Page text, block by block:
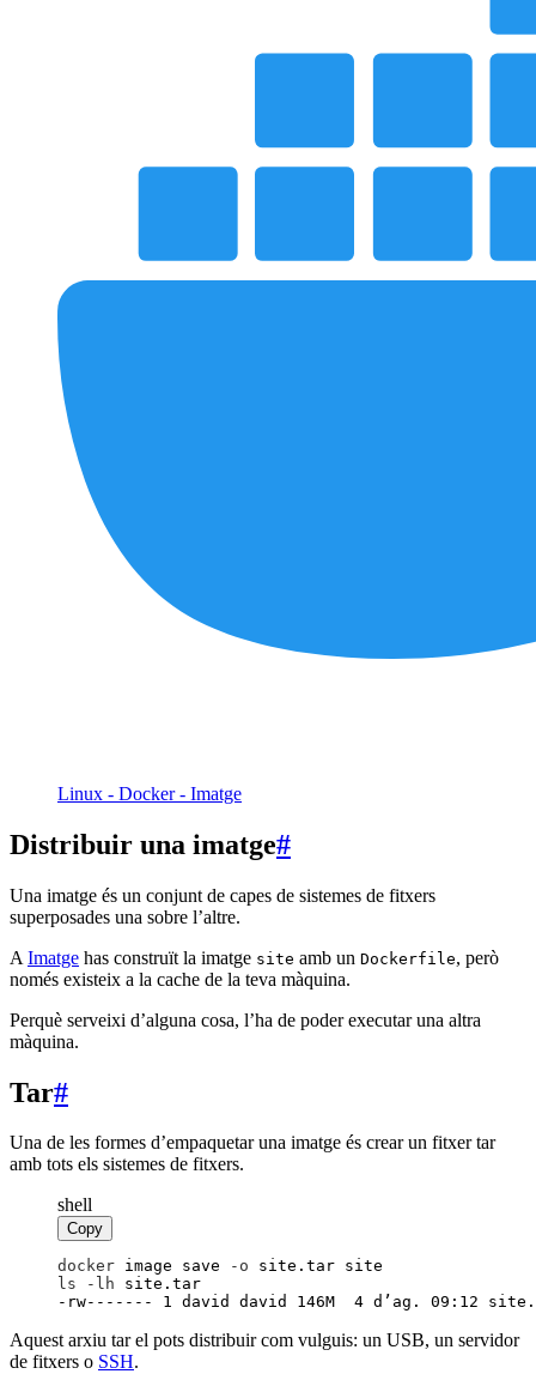
Linux - Docker - Imatge
Distribuir una imatge#
Una imatge és un conjunt de capes de sistemes de fitxers
superposades una sobre l’altre.
A Imatge has construït la imatge site amb un Dockerfile, però
només existeix a la cache de la teva màquina.
Perquè serveixi d’alguna cosa, l’ha de poder executar una altra
màquina.
Tar#
Una de les formes d’empaquetar una imatge és crear un fitxer tar
amb tots els sistemes de fitxers.
shell
Copy
docker image save - o site.tar site
ls - lh site.tar
-rw------- 1 david david 146M  4 d’ag. 09:12
Aquest arxiu tar el pots distribuir com vulguis: un USB, un servidor
de fitxers o SSH.